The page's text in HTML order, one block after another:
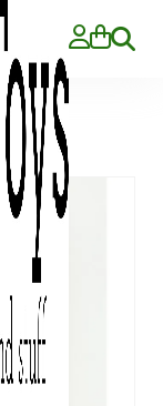
Zoeken